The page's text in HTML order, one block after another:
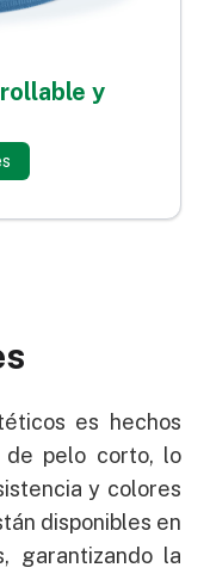
y
es hechos
pelo corto, lo
y colores
disponibles en
garantizando la